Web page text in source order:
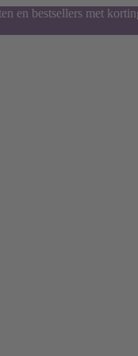
en bestsellers met